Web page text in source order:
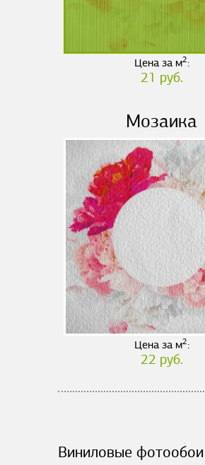
Цена за м2:
21 руб.
Мозаика
Цена за м2:
22 руб.
Виниловые